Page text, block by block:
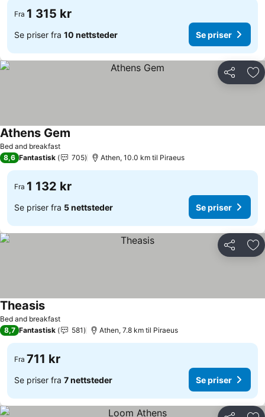
Fra 1 315 kr
Se priser fra 10 nettsteder Se priser
Del
Bed and breakfast
Athens Gem
8,6 Fantastisk 705 Athen, 10.0 km til Piraeus
Fra 1 132 kr
Se priser fra 5 nettsteder Se priser
Del
Bed and breakfast
Theasis
8,7 Fantastisk 581 Athen, 7.8 km til Piraeus
Fra 711 kr
Se priser fra 7 nettsteder Se priser